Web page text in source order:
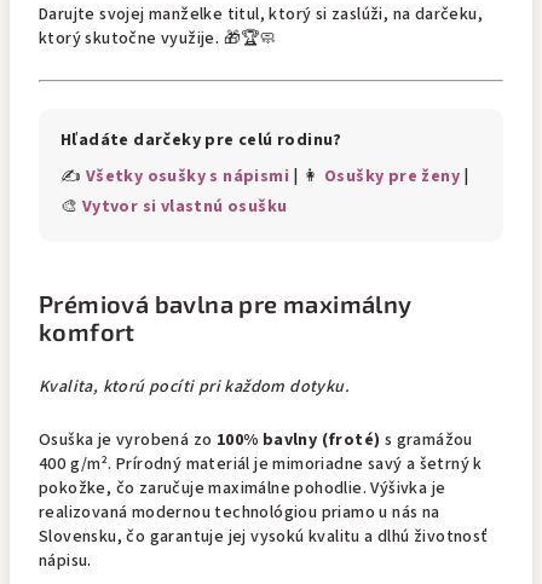
Darujte svojej manželke titul, ktorý si zaslúži, na darčeku,
ktorý skutočne využije. 🎁🏆🧼
Hľadáte darčeky pre celú rodinu?
✍️ Všetky osušky s nápismi | 👩 Osušky pre ženy
🎨 Vytvor si vlastnú osušku
Prémiová bavlna pre maximálny
komfort
Kvalita, ktorú pocíti pri každom dotyku.
Osuška je vyrobená zo 100% bavlny (froté) s gramážou
400 g/m². Prírodný materiál je mimoriadne savý a šetrný k
pokožke, čo zaručuje maximálne pohodlie. Výšivka je
realizovaná modernou technológiou priamo u nás na
Slovensku, čo garantuje jej vysokú kvalitu a dlhú životnosť
nápisu.